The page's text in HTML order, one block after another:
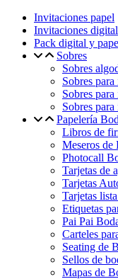
Invitaciones papel
Invitaciones
Pack digital y
Sobres
Sobres
Sobres
Sobres
Sobres
Papelería
Libros de
Meseros de
Photocall
Tarjetas de
Tarjetas
Tarjetas
Etiquetas
Pai Pai
Carteles
Seating de
Sellos de
Mapas de